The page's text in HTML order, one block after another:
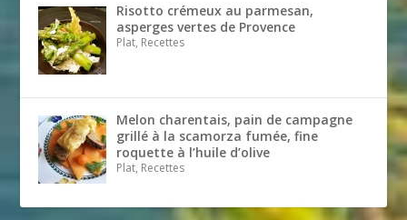
Risotto crémeux au parmesan,
asperges vertes de Provence
Plat, Recettes
Melon charentais, pain de campagne
grillé à la scamorza fumée, fine
roquette à l’huile d’olive
Plat, Recettes